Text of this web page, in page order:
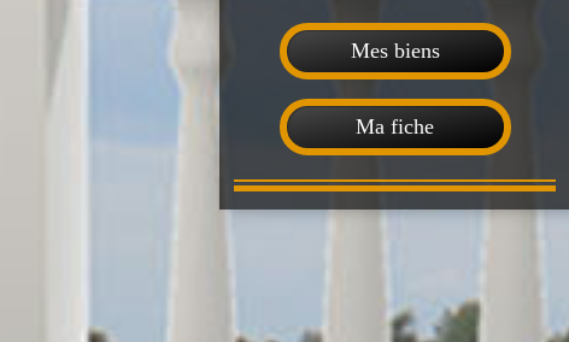
Mes biens
Ma fiche